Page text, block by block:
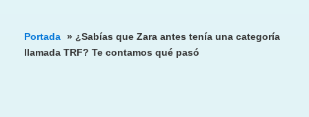
Portada » ¿Sabías que Zara antes tenía una categoría
llamada TRF? Te contamos qué pasó